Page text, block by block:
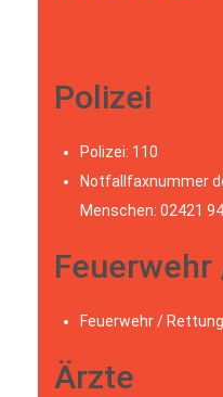
Polizei
Polizei: 110
Notfallfaxnummer
Menschen: 02421
Feuerwehr /
Ärzte